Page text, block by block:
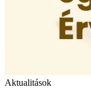
Aktualitások